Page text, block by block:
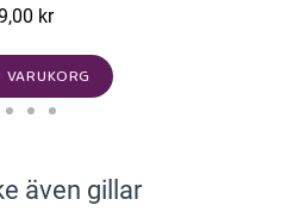
kr
även gillar